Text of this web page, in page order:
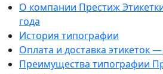
О компании Престиж
года
История типографии
Оплата и доставка этикеток
Преимущества типографии